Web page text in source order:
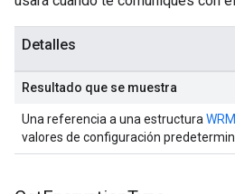
Detalles
Resultado que se muestra
Una referencia a una estructura
valores de configuración